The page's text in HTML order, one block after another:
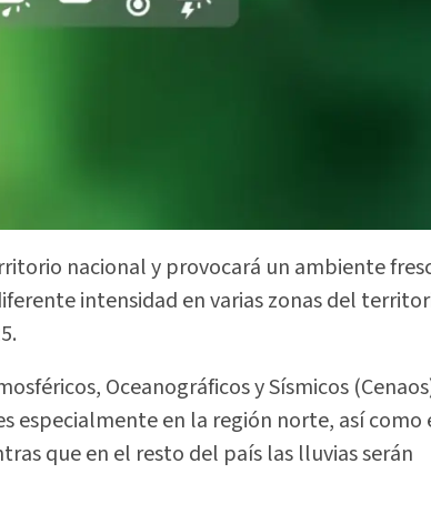
nacional y provocará un ambiente
intensidad en varias zonas del
Oceanográficos y Sísmicos
especialmente en la región norte, así como
que en el resto del país las lluvias serán